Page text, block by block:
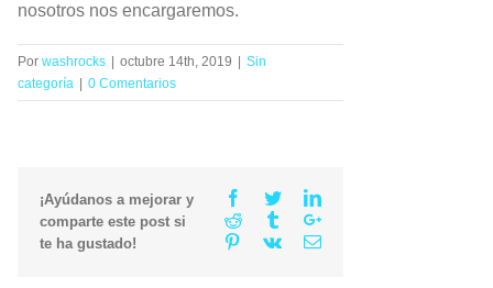
nosotros nos encargaremos.
Por washrocks octubre 14th, 2019
Sin
categoría
0 Comentarios
¡Ayúdanos a mejorar y
comparte este post si
te ha gustado!
Facebook
TwitterLinkedin
Reddit
TumblrGoogle+
Pinterest
Vk Email